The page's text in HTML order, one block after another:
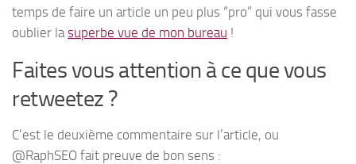
temps de faire un article un peu plus “pro” qui vous fasse
oublier lasuperbe vue de mon bureau !
Faites vous attention à ce que vous
retweetez ?
C’est le deuxième commentaire sur l’article, ou
@RaphSEO fait preuve de bon sens :